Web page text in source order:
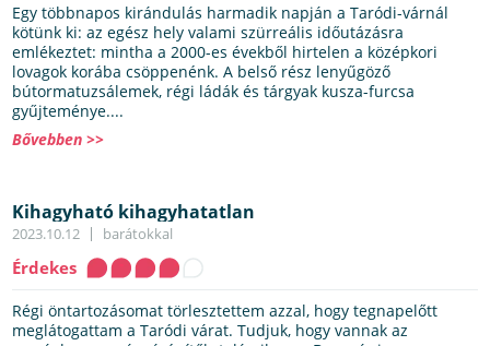
Egy többnapos kirándulás harmadik napján a Taródi-várnál
kötünk ki: az egész hely valami szürreális időutázásra
emlékeztet: mintha a 2000-es évekből hirtelen a középkori
lovagok korába csöppenénk. A belső rész lenyűgöző
bútormatuzsálemek, régi ládák és tárgyak kusza-furcsa
gyűjteménye....
Bővebben >>
Kihagyható kihagyhatatlan
2023.10.12 barátokkal
Érdekes
Régi öntartozásomat törlesztettem azzal, hogy tegnapelőtt
meglátogattam a Taródi várat. Tudjuk, hogy vannak az